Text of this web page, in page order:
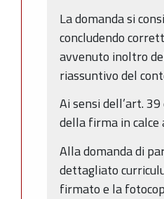
La domanda si
concludendo
avvenuto inoltro
riassuntivo del
Ai sensi dell’art.
della firma in calce
Alla domanda di
dettagliato
firmato e la